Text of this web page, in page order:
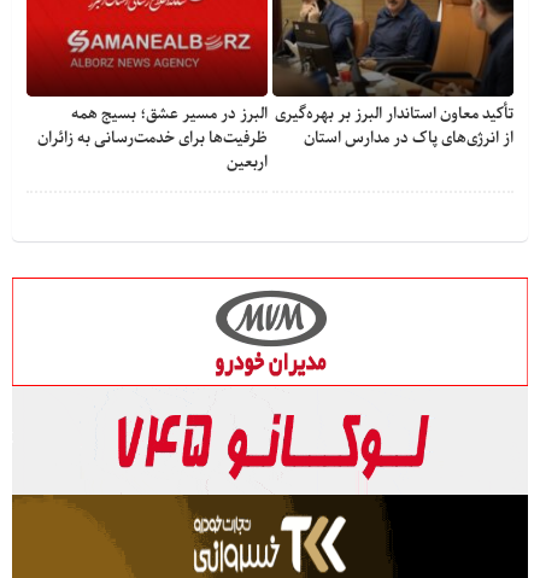
تأکید معاون استاندار البرز بر بهره‌گیری
از انرژی‌های پاک در مدارس استان
البرز در مسیر عشق؛ بسیج همه
ظرفیت‌ها برای خدمت‌رسانی به زائران
اربعین